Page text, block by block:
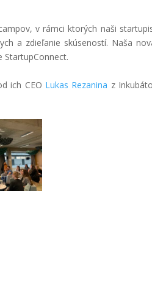
v rámci ktorých naši
a zdieľanie skúseností. Naša
ich CEO Lukas Rezanina z